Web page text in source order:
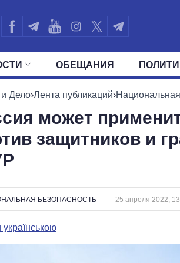
ОБЕЩАНИЯ
ВСЕ ПОЛИТИКИ ПРЕЗИДЕНТ И
Дело›Лента публикаций›
может
защитников и
БЕЗОПАСНОСТЬ 25 апреля 2022,
українською